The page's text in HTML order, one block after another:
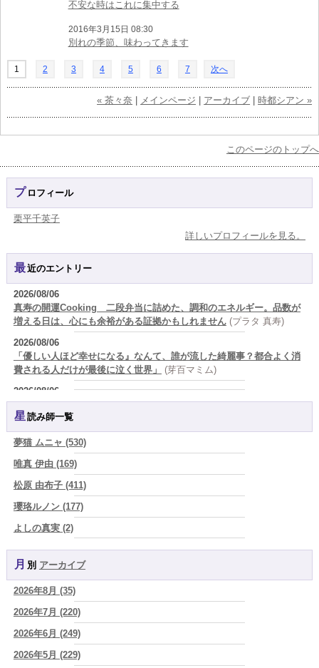
不安な時はこれに集中する
2016年3月15日 08:30
別れの季節、味わってきます
1 2 3 4 5 6 7 次へ
« 茶々奈 メインページ アーカイブ 時都シアン »
このページのトップへ
プロフィール
栗平千英子
詳しいプロフィールを見る。
最近のエントリー
2026/08/06
真寿の開運Cooking 二段弁当に詰めた、調和のエネルギー。品数が
増える日は、心にも余裕がある証拠かもしれません (プラタ 真寿)
2026/08/06
「優しい人ほど幸せになる』なんて、誰が流した綺麗事？都合よく消
費される人だけが最後に泣く世界」
(芽百マミム)
2026/08/06
好きだけでは続かない。それでも離れられない人を愛と呼ぶほど、人
は自分を壊していく
2026/08/06
2026年8月6日 壬子 真冬の海のように、自分の道を切り拓く日
り)
2026/08/05
占いが教えてくれたのは、答えじゃなくて勇気だったお話
「言うことを聞かない子」に、どう伝える？｜紫微斗数でわかる子ど
もの特性 (美月マーシャ)
2026/08/05
紫微斗数で親子問題の原因がわかり腑におちた【育児の悩み】
Luru)
2026/08/05
YouTube恋愛3択リーディング動画ばかりみてしまう時は
星読み師一覧
夢猫 ムニャ (530)
唯真 伊由 (169)
松原 由布子 (411)
瓔珞ルノン (177)
よしの真実 (2)
YOSHIKI (58)
よみ (39)
一之森 陽柑 (26)
椰奈空 (64)
ワカリミ (1)
神楽峰ヴィスカ (10)
月別 アーカイブ
2026年8月 (35)
2026年7月 (220)
2026年6月 (249)
2026年5月 (229)